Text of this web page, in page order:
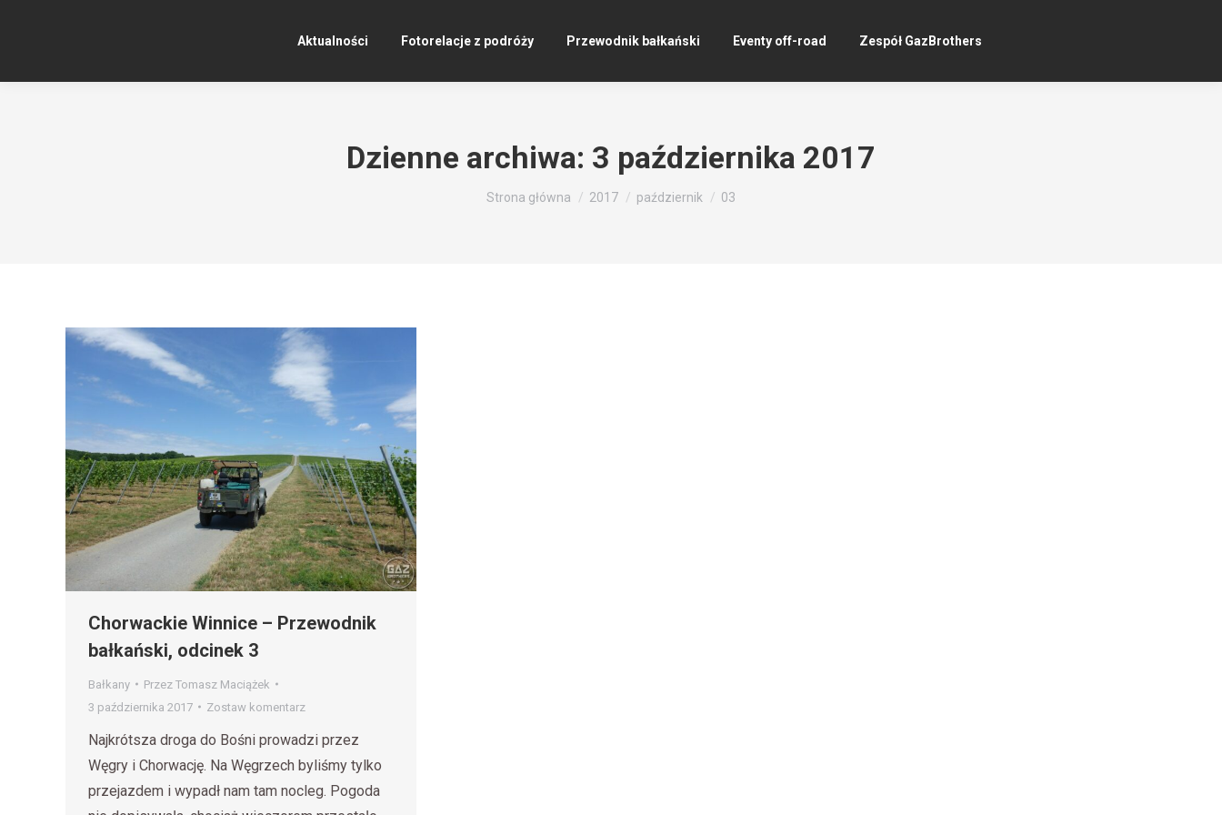
Aktualności Fotorelacje z podróży Przewodnik bałkański Eventy off-road Zespół GazBrothers
Dzienne archiwa: 3 października 2017
Jesteś tutaj:
Strona główna 2017 październik 03
Chorwackie Winnice – Przewodnik
bałkański, odcinek 3
Bałkany Przez Tomasz Maciążek
3 października 2017
Zostaw komentarz
Najkrótsza droga do Bośni prowadzi przez
Węgry i Chorwację. Na Węgrzech byliśmy tylko
przejazdem i wypadł nam tam nocleg. Pogoda